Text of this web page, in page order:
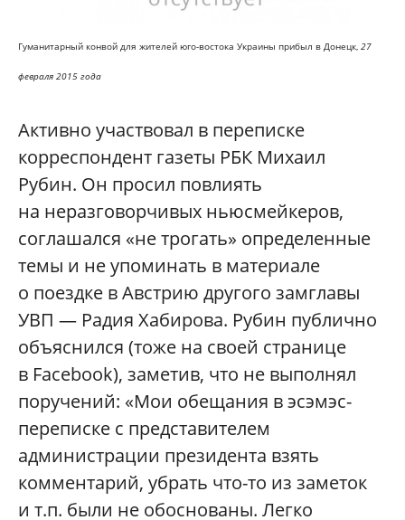
Гуманитарный конвой для жителей юго-востока Украины прибыл в Донецк, 27
февраля 2015 года
Активно участвовал в переписке
корреспондент газеты РБК Михаил
Рубин. Он просил повлиять
на неразговорчивых ньюсмейкеров,
соглашался «не трогать» определенные
темы и не упоминать в материале
о поездке в Австрию другого замглавы
УВП — Радия Хабирова. Рубин публично
объяснился (тоже на своей странице
в Facebook), заметив, что не выполнял
поручений: «Мои обещания в эсэмэс-
переписке с представителем
администрации президента взять
комментарий, убрать что-то из заметок
и т.п. были не обоснованы. Легко